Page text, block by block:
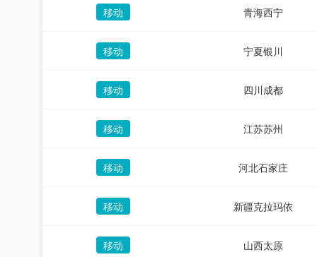
移动 青海西宁
移动 宁夏银川
移动 四川成都
移动 江苏苏州
移动 河北石家庄
移动 新疆克拉玛依
移动 山西太原